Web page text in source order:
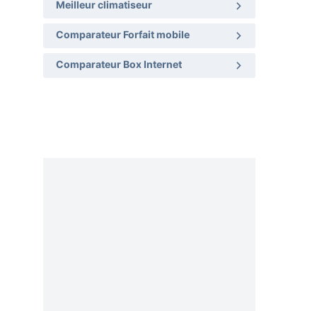
Meilleur climatiseur
Comparateur Forfait mobile
Comparateur Box Internet